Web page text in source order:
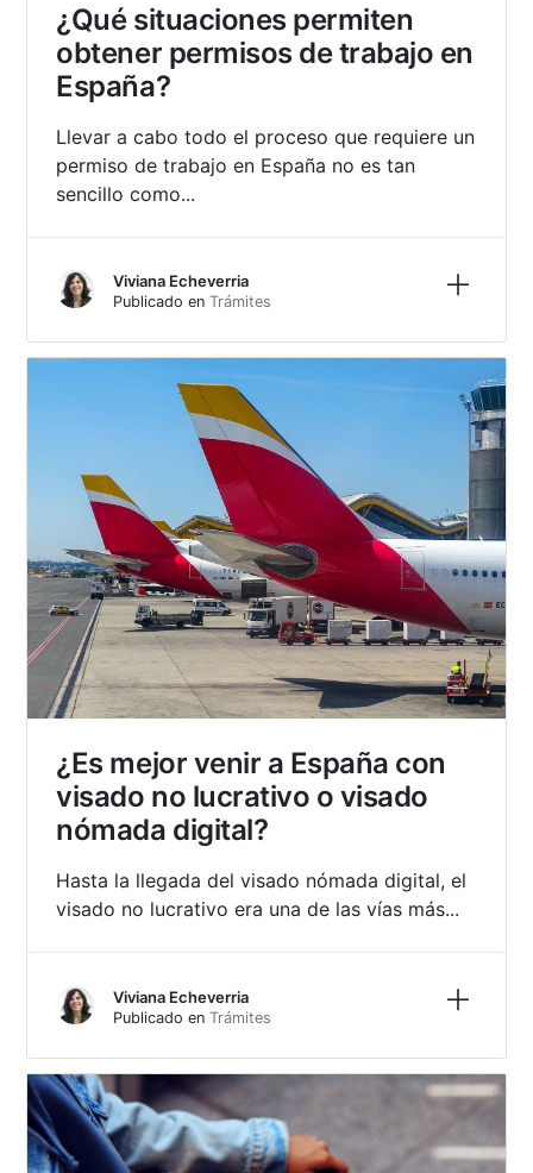
¿Qué situaciones permiten
obtener permisos de trabajo en
España?
Llevar a cabo todo el proceso que requiere un
permiso de trabajo en España no es tan
sencillo como...
Viviana Echeverria
Publicado enTrámites
¿Es mejor venir a España con
visado no lucrativo o visado
nómada digital?
Hasta la llegada del visado nómada digital, el
visado no lucrativo era una de las vías más...
Viviana Echeverria
Publicado enTrámites